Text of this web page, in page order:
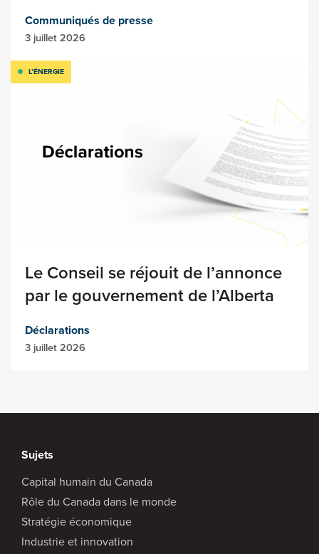
Communiqués de presse
3 juillet 2026
L’ÉNERGIE
Le Conseil se réjouit de l’annonce
par le gouvernement de l’Alberta
Déclarations
3 juillet 2026
Sujets
Capital humain du Canada
Rôle du Canada dans le monde
Stratégie économique
Industrie et innovation